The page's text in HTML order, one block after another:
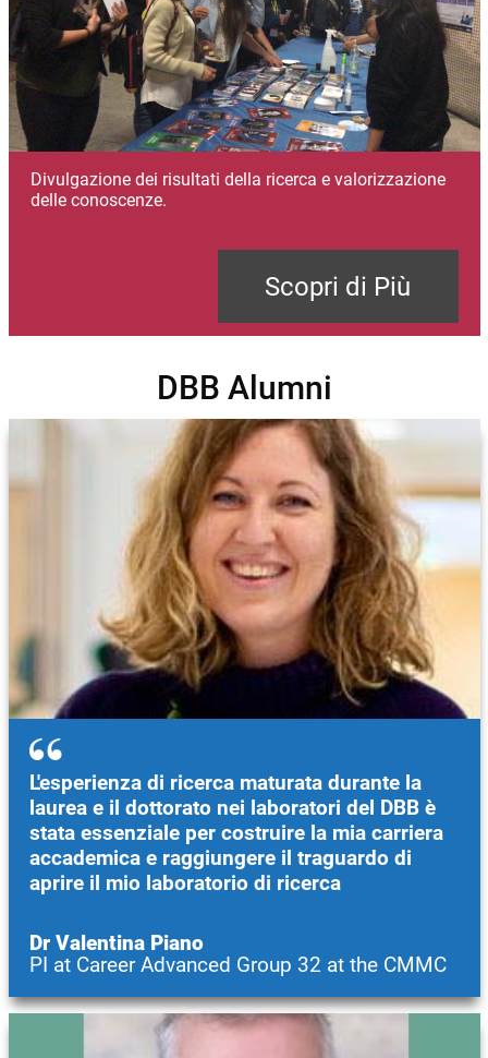
Divulgazione dei risultati della ricerca e valorizzazione
delle conoscenze.
Scopri di Più
DBB Alumni
L'esperienza di ricerca maturata durante la
laurea e il dottorato nei laboratori del DBB è
stata essenziale per costruire la mia carriera
accademica e raggiungere il traguardo di
aprire il mio laboratorio di ricerca
Dr Valentina Piano
PI at Career Advanced Group 32 at the CMMC
Immagine